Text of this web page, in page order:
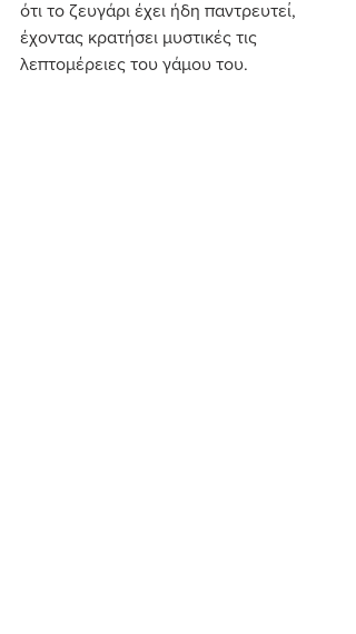
ότι το ζευγάρι έχει ήδη παντρευτεί,
έχοντας κρατήσει μυστικές τις
λεπτομέρειες του γάμου του.